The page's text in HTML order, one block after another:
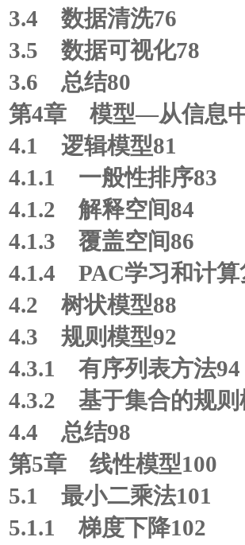
3.4 数据清洗76
3.5 数据可视化78
3.6 总结80
第4章 模型—从信息
4.1 逻辑模型81
4.1.1 一般性排序83
4.1.2 解释空间84
4.1.3 覆盖空间86
4.1.4 PAC学习和计算
4.2 树状模型88
4.3 规则模型92
4.3.1 有序列表方法94
4.3.2 基于集合的规则
4.4 总结98
第5章 线性模型100
5.1 最小二乘法101
5.1.1 梯度下降102